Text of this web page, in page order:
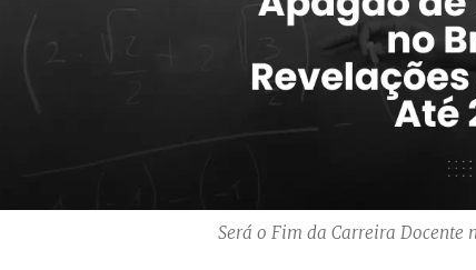
Será o Fim da Carreira Docente